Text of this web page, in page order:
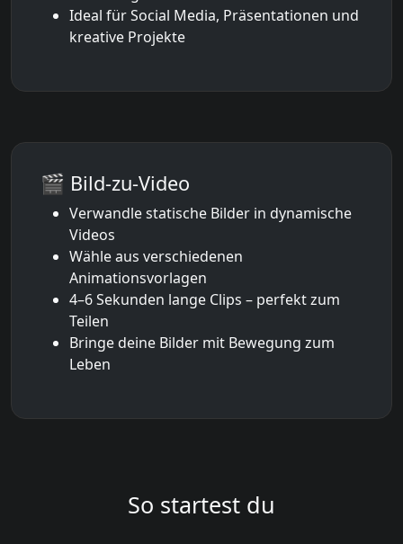
Ideal für Social Media, Präsentationen und
kreative Projekte
🎬 Bild-zu-Video
Verwandle statische Bilder in dynamische
Videos
Wähle aus verschiedenen
Animationsvorlagen
4–6 Sekunden lange Clips – perfekt zum
Teilen
Bringe deine Bilder mit Bewegung zum
Leben
So startest du